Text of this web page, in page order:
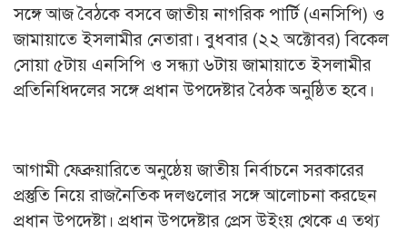
সঙ্গে আজ বৈঠকে বসবে জাতীয় নাগরিক পার্টি (এনসিপি) ও
জামায়াতে ইসলামীর নেতারা। বুধবার (২২ অক্টোবর) বিকেল
সোয়া ৫টায় এনসিপি ও সন্ধ্যা ৬টায় জামায়াতে ইসলামীর
প্রতিনিধিদলের সঙ্গে প্রধান উপদেষ্টার বৈঠক অনুষ্ঠিত হবে।
আগামী ফেব্রুয়ারিতে অনুষ্ঠেয় জাতীয় নির্বাচনে সরকারের
প্রস্তুতি নিয়ে রাজনৈতিক দলগুলোর সঙ্গে আলোচনা করছেন
প্রধান উপদেষ্টা। প্রধান উপদেষ্টার প্রেস উইংয় থেকে এ তথ্য